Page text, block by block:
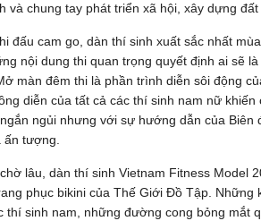
và chung tay phát triển xã hội, xây dựng
đấu cam go, dàn thí sinh xuất sắc nhất
nội dung thi quan trọng quyết định ai sẽ
màn đêm thi là phần trình diễn sôi động
diễn của tất cả các thí sinh nam nữ
ngủi nhưng với sự hướng dẫn của Biên
ấn tượng.
lâu, dàn thí sinh Vietnam Fitness Model
phục bikini của Thế Giới Đồ Tập.
thí sinh nam, những đường cong bỏng mắt